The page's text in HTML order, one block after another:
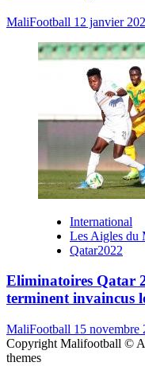
MaliFootball 12 janvier
International
Les Aigles du
Qatar2022
Eliminatoires Qatar
terminent invaincus
MaliFootball 15 novembre
Copyright Malifootball ©
themes